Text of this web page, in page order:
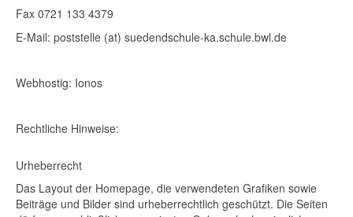
Fax 0721 133 4379
E-Mail: poststelle (at) suedendschule-ka.schule.bwl.de
Webhostig: Ionos
Rechtliche Hinweise:
Urheberrecht
Das Layout der Homepage, die verwendeten Grafiken sowie
Beiträge und Bilder sind urheberrechtlich geschützt. Die Seiten